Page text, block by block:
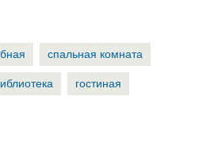
спальная комната
гостиная